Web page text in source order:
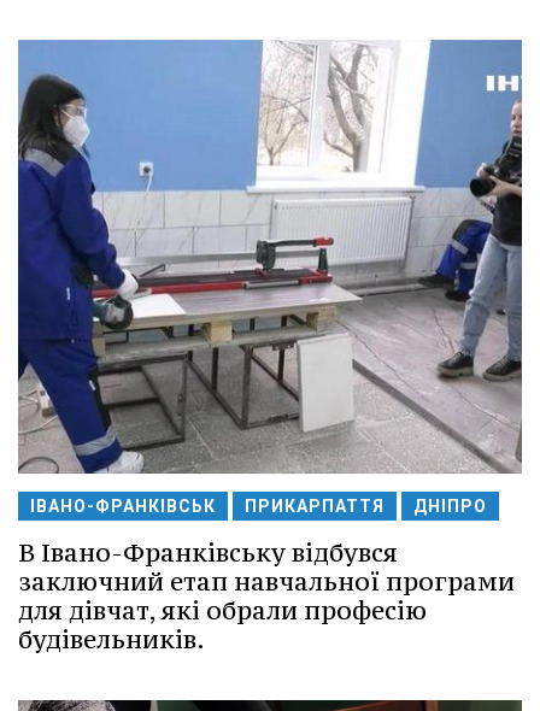
ІВАНО-ФРАНКІВСЬК ПРИКАРПАТТЯ ДНІПРО
В Івано-Франківську відбувся
заключний етап навчальної програми
для дівчат, які обрали професію
будівельників.